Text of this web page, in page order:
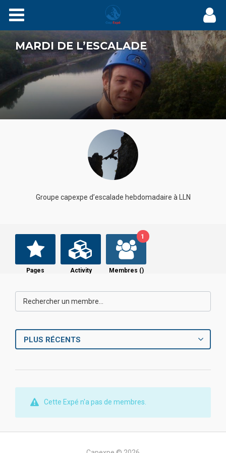
Récits
Videos
Adhérez
MARDI DE L’ESCALADE
Groupe capexpe d’escalade hebdomadaire à LLN
Pages Activity Membres (
1
)
PLUS RÉCENTS
Cette Expé n'a pas de membres.